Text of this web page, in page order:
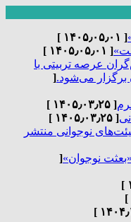
[ ۱۴۰۵٫۰۵٫۰۱ ]
[ ۱۴۰۵٫۰۵٫۰۱ ]
عرصه تربیتی با
می‌شود.[
[ ۱۴۰۵٫۰۳٫۲۵ ]
[ ۱۴۰۵٫۰۳٫۲۵ ]
نوجوانی منتشر
نوجوان»[